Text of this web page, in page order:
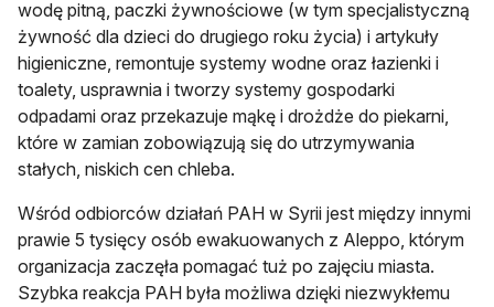
wodę pitną, paczki żywnościowe (w tym specjalistyczną
żywność dla dzieci do drugiego roku życia) i artykuły
higieniczne, remontuje systemy wodne oraz łazienki i
toalety, usprawnia i tworzy systemy gospodarki
odpadami oraz przekazuje mąkę i drożdże do piekarni,
które w zamian zobowiązują się do utrzymywania
stałych, niskich cen chleba.
Wśród odbiorców działań PAH w Syrii jest między innymi
prawie 5 tysięcy osób ewakuowanych z Aleppo, którym
organizacja zaczęła pomagać tuż po zajęciu miasta.
Szybka reakcja PAH była możliwa dzięki niezwykłemu